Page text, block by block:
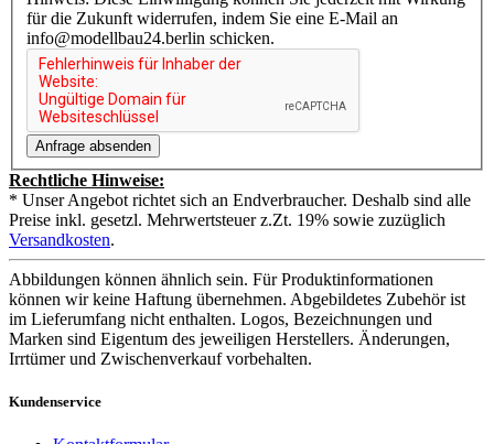
für die Zukunft widerrufen, indem Sie eine E-Mail an
info@modellbau24.berlin schicken.
Rechtliche Hinweise:
* Unser Angebot richtet sich an Endverbraucher. Deshalb sind alle
Preise inkl. gesetzl. Mehrwertsteuer z.Zt. 19% sowie zuzüglich
Versandkosten.
Abbildungen können ähnlich sein. Für Produktinformationen
können wir keine Haftung übernehmen. Abgebildetes Zubehör ist
im Lieferumfang nicht enthalten. Logos, Bezeichnungen und
Marken sind Eigentum des jeweiligen Herstellers. Änderungen,
Irrtümer und Zwischenverkauf vorbehalten.
Kundenservice